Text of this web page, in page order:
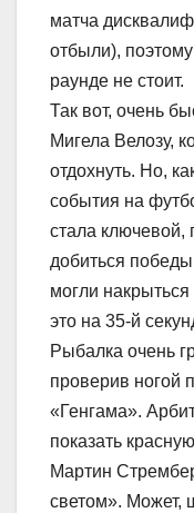
матча
отбыли),
раунде не стоит.
Так вот, очень
Мигела Велозу,
отдохнуть. Но,
события на
стала ключевой,
добиться
могли
это на 35-й
Рыбалка очень
проверив ногой
«Генгама».
показать
Мартин
светом». Может,